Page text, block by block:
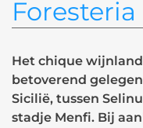
Het chique
betoverend
Sicilië, tussen
stadje Menfi. Bij